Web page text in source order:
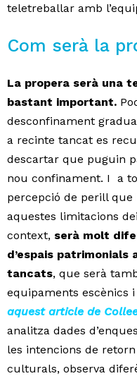
teletreballar amb
Com serà la
La propera serà una
bastant important.
desconfinament
a recinte tancat es
descartar que puguin
nou confinament. I a
percepció de perill
aquestes limitacions
context, serà molt
d’espais patrimonials
tancats, que serà
equipaments escènics
aquest article de
analitza dades
les intencions de
culturals, observa